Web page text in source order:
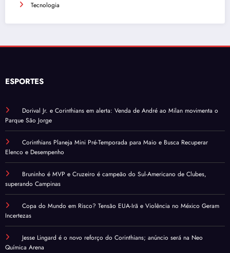
Tecnologia
ESPORTES
Dorival Jr. e Corinthians em alerta: Venda de André ao Milan movimenta o
Parque São Jorge
Corinthians Planeja Mini Pré-Temporada para Maio e Busca Recuperar
Elenco e Desempenho
Bruninho é MVP e Cruzeiro é campeão do Sul-Americano de Clubes,
superando Campinas
Copa do Mundo em Risco? Tensão EUA-Irã e Violência no México Geram
Incertezas
Jesse Lingard é o novo reforço do Corinthians; anúncio será na Neo
Química Arena